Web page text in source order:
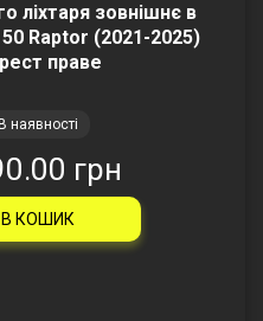
ліхтаря зовнішнє в
Raptor (2021-2025)
праве
В наявності
грн
В КОШИК